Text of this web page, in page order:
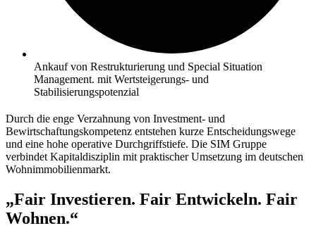
Ankauf von Restrukturierung und Special Situation
Management. mit Wertsteigerungs- und
Stabilisierungspotenzial
Durch die enge Verzahnung von Investment- und
Bewirtschaftungskompetenz entstehen kurze Entscheidungswege
und eine hohe operative Durchgriffstiefe. Die SIM Gruppe
verbindet Kapitaldisziplin mit praktischer Umsetzung im deutschen
Wohnimmobilienmarkt.
„Fair Investieren. Fair Entwickeln. Fair
Wohnen.“